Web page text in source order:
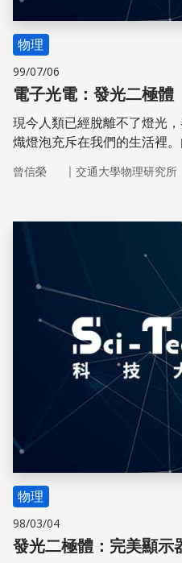
物理
99/07/06
電子光電：發光二極體
現今人類已經脫離不了燈光
熾燈泡充斥在我們的生活裡
曾信榮 ｜ 交通大學物理研究所
物理
98/03/04
發光二極體：完美顯示